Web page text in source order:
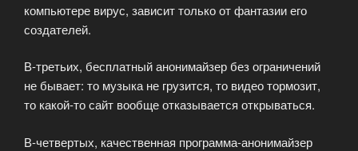
компьютере вирус, зависит только от фантазии его
создателей.
В-третьих, бесплатный анонимайзер без ограничений
не бывает: то музыка не грузится, то видео тормозит,
то какой-то сайт вообще отказывается открываться.
В-четвертых, качественная программа-анонимайзер